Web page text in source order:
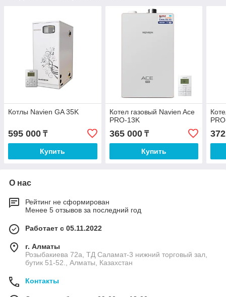
Котлы Navien GA 35K
595 000 ₸
Купить
Котел газовый Navien Ace
PRO-13K
365 000₸
Купить
О нас
Рейтинг не сформирован
Менее 5 отзывов за последний год
Работает с 05.11.2022
г. Алматы
Розыбакиева 72а, ТД Саламат-3 нижний торговый зал,
бутик 51-52., Алматы, Казахстан
Контакты